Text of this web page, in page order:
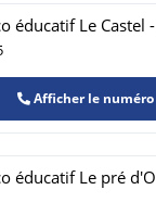
éducatif Le Castel
Afficher le numéro
éducatif Le pré